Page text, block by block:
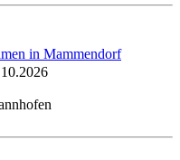
in Mammendorf